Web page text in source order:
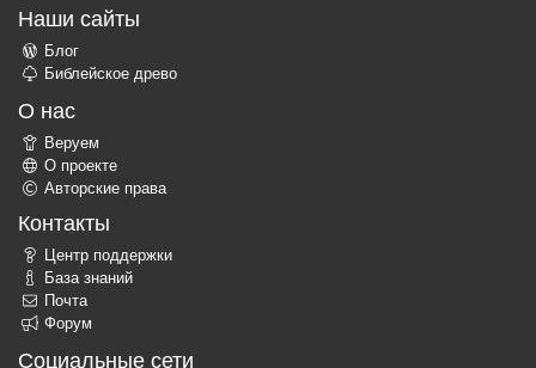
Наши сайты
Блог
Библейское древо
О нас
Веруем
О проекте
Авторские права
Контакты
Центр поддержки
База знаний
Почта
Форум
Социальные сети